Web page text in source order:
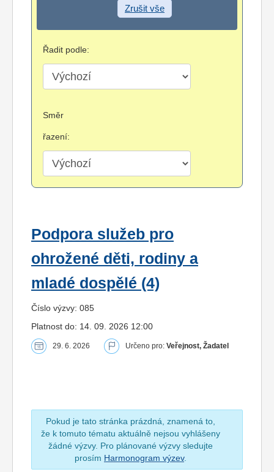
Zrušit vše
Řadit podle:
Směr
řazení:
Podpora služeb pro
ohrožené děti, rodiny a
mladé dospělé (4)
Číslo výzvy: 085
Platnost do: 14. 09. 2026 12:00
29. 6. 2026 Určeno pro: Veřejnost, Žadatel
Pokud je tato stránka prázdná, znamená to,
že k tomuto tématu aktuálně nejsou vyhlášeny
žádné výzvy. Pro plánované výzvy sledujte
prosím Harmonogram výzev.